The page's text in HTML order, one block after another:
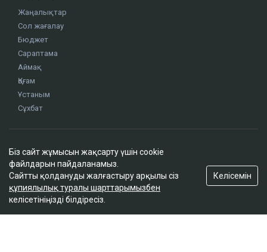
Жаңалықтар
Сол жағалау
Бюджет
Сараптама
Аймақ
Қоғам
Ұстаным
Сұхбат
Жоба туралы
Сайт ережелері
Сайттағы жарнама
Байланыс
Редакциялық саясат
Біз сайт жұмысын жақсарту үшін cookie
файлдарын пайдаланамыз.
Сайтты қолдануды жалғастыру арқылы сіз
құпиялылық туралы шарттарымызбен
келісетініңізді білдіресіз.
Келісемін